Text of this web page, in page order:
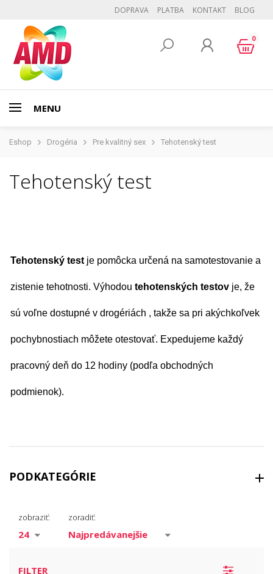
DOPRAVA PLATBA KONTAKT BLOG
0
MENU
Eshop Drogéria Pre kvalitný sex Tehotenský test
Tehotenský test
Tehotenský test je pomôcka určená na samotestovanie a
zistenie tehotnosti. Výhodou tehotenských testov je, že
sú voľne dostupné v drogériách , takže sa pri akýchkoľvek
pochybnostiach môžete otestovať. Expedujeme každý
pracovný deň do 12 hodiny (podľa obchodných
podmienok).
PODKATEGÓRIE
Kondómy
Lubrigačné gély
zobraziť: zoradiť:
FILTER